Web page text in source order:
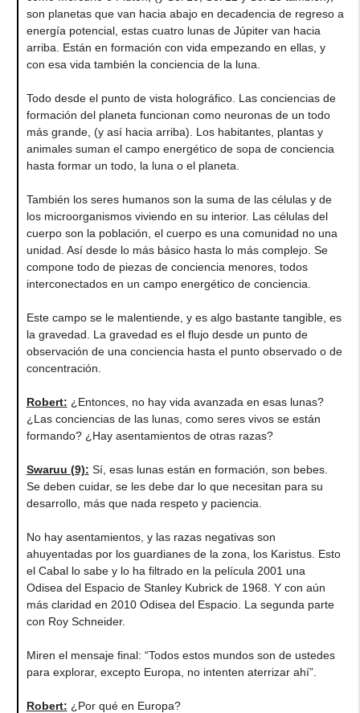
son planetas que van hacia abajo en decadencia de regreso a
energía potencial, estas cuatro lunas de Júpiter van hacia
arriba. Están en formación con vida empezando en ellas, y
con esa vida también la conciencia de la luna.
Todo desde el punto de vista holográfico. Las conciencias de
formación del planeta funcionan como neuronas de un todo
más grande, (y así hacia arriba). Los habitantes, plantas y
animales suman el campo energético de sopa de conciencia
hasta formar un todo, la luna o el planeta.
También los seres humanos son la suma de las células y de
los microorganismos viviendo en su interior. Las células del
cuerpo son la población, el cuerpo es una comunidad no una
unidad. Así desde lo más básico hasta lo más complejo. Se
compone todo de piezas de conciencia menores, todos
interconectados en un campo energético de conciencia.
Este campo se le malentiende, y es algo bastante tangible, es
la gravedad. La gravedad es el flujo desde un punto de
observación de una conciencia hasta el punto observado o de
concentración.
Robert: ¿Entonces, no hay vida avanzada en esas lunas?
¿Las conciencias de las lunas, como seres vivos se están
formando? ¿Hay asentamientos de otras razas?
Swaruu (9): Sí, esas lunas están en formación, son bebes.
Se deben cuidar, se les debe dar lo que necesitan para su
desarrollo, más que nada respeto y paciencia.
No hay asentamientos, y las razas negativas son
ahuyentadas por los guardianes de la zona, los Karistus. Esto
el Cabal lo sabe y lo ha filtrado en la película 2001 una
Odisea del Espacio de Stanley Kubrick de 1968. Y con aún
más claridad en 2010 Odisea del Espacio. La segunda parte
con Roy Schneider.
Miren el mensaje final: “Todos estos mundos son de ustedes
para explorar, excepto Europa, no intenten aterrizar ahí”.
Robert: ¿Por qué en Europa?